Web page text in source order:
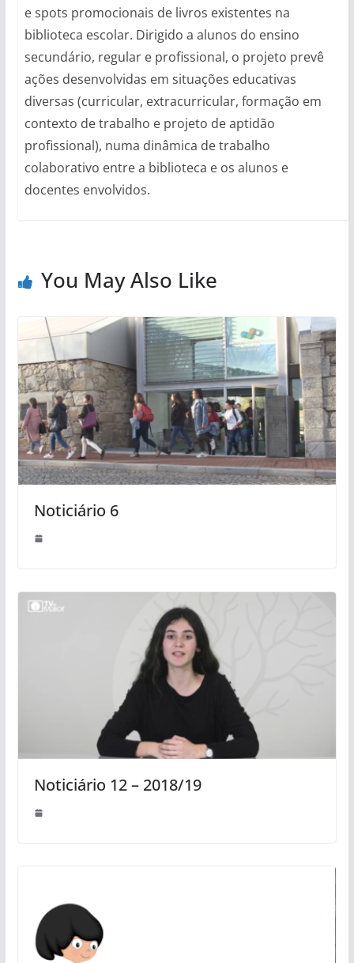
e spots promocionais de livros existentes na
biblioteca escolar. Dirigido a alunos do ensino
secundário, regular e profissional, o projeto prevê
ações desenvolvidas em situações educativas
diversas (curricular, extracurricular, formação em
contexto de trabalho e projeto de aptidão
profissional), numa dinâmica de trabalho
colaborativo entre a biblioteca e os alunos e
docentes envolvidos.
You May Also Like
Noticiário 6
Noticiário 12 – 2018/19